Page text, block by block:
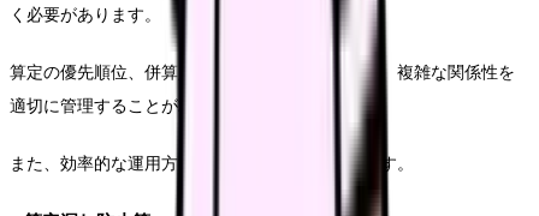
く必要があります。
算定の優先順位、併算定の可否、記録の要件など、複雑な関係性を
適切に管理することが求められます。
また、効率的な運用方法についても検討が必要です。